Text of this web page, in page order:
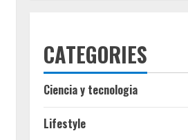
CATEGORIES
Ciencia y tecnologia
Lifestyle